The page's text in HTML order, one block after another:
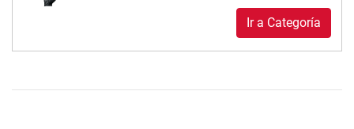
Ir a Categoría